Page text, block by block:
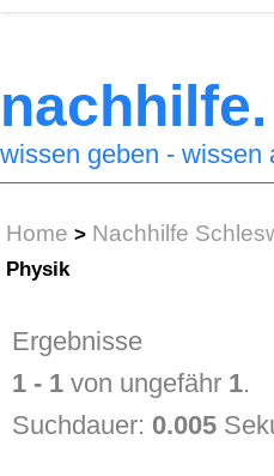
nachhilfe.
wissen geben - wissen
Home > Nachhilfe
Physik
Ergebnisse
1 - 1 von ungefähr 1.
Suchdauer: 0.005